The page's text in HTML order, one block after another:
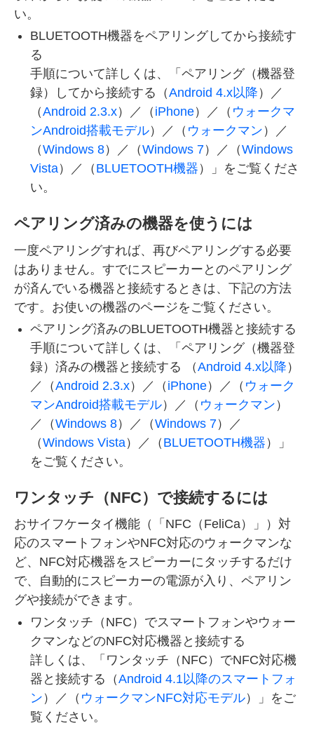
い。
BLUETOOTH機器をペアリングしてから接続す
る
手順について詳しくは、「ペアリング（機器登
録）してから接続する（Android 4.x以降 ）／
（Android 2.3.x）／（ iPhone）／（ ウォークマ
ンAndroid搭載モデル）／（ ウォークマン ）／
（Windows 8）／（Windows 7）／（Windows
Vista）／（ BLUETOOTH機器 ）」をご覧くださ
い。
ペアリング済みの機器を使うには
一度ペアリングすれば、再びペアリングする必要
はありません。すでにスピーカーとのペアリング
が済んでいる機器と接続するときは、下記の方法
です。お使いの機器のページをご覧ください。
ペアリング済みのBLUETOOTH機器と接続する
手順について詳しくは、「ペアリング（機器登
録）済みの機器と接続する （Android 4.x以降 ）
／（Android 2.3.x）／（ iPhone）／（ ウォーク
マンAndroid搭載モデル）／（ ウォークマン ）
／（Windows 8）／（Windows 7）／
（Windows Vista）／（ BLUETOOTH機器 ）」
をご覧ください。
ワンタッチ（NFC）で接続するには
おサイフケータイ機能（「NFC（FeliCa）」）対
応のスマートフォンやNFC対応のウォークマンな
ど、NFC対応機器をスピーカーにタッチするだけ
で、自動的にスピーカーの電源が入り、ペアリン
グや接続ができます。
ワンタッチ（NFC）でスマートフォンやウォー
クマンなどのNFC対応機器と接続する
詳しくは、「ワンタッチ（NFC）でNFC対応機
器と接続する（Android 4.1以降のスマートフォ
ン ）／（ ウォークマンNFC対応モデル）」をご
覧ください。